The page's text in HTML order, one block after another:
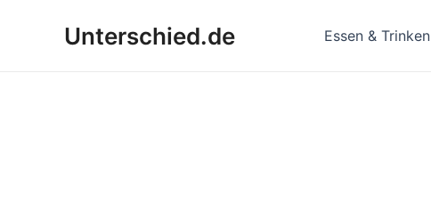
Unterschied.de Essen & Trinken